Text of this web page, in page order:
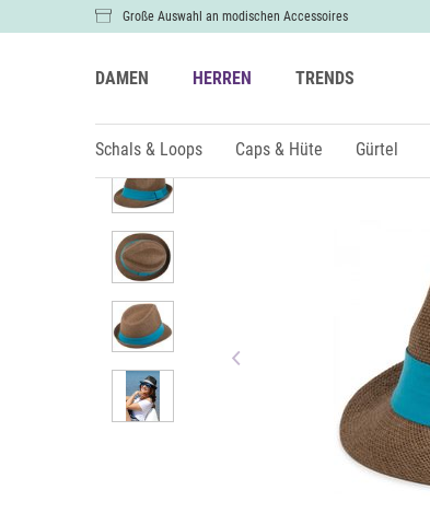
Große Auswahl an modischen Accessoires
DAMEN HERREN TRENDS
Schals & Loops Caps & Hüte Gürtel